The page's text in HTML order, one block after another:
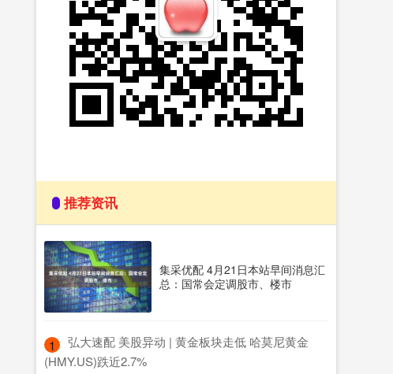
推荐资讯
集采优配 4月21日本站早间消息汇
总：国常会定调股市、楼市
1
​弘大速配 美股异动 | 黄金板块走低 哈莫尼黄金
(HMY.US)跌近2.7%